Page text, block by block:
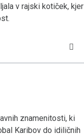
v rajski kotiček, kjer
znamenitosti, ki
Karibov do idiličnih